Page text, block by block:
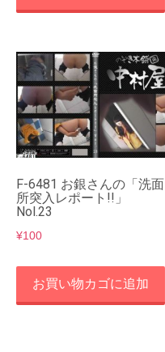
F-6481 お銀さんの「洗面
所突入レポート!!」
Nol.23
¥100
お買い物カゴに追加